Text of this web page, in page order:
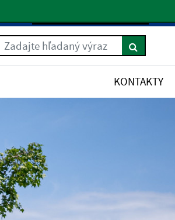
Zadajte hľadaný výraz
KONTAKTY